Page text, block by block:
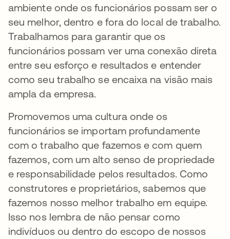
ambiente onde os funcionários possam ser o
seu melhor, dentro e fora do local de trabalho.
Trabalhamos para garantir que os
funcionários possam ver uma conexão direta
entre seu esforço e resultados e entender
como seu trabalho se encaixa na visão mais
ampla da empresa.
Promovemos uma cultura onde os
funcionários se importam profundamente
com o trabalho que fazemos e com quem
fazemos, com um alto senso de propriedade
e responsabilidade pelos resultados. Como
construtores e proprietários, sabemos que
fazemos nosso melhor trabalho em equipe.
Isso nos lembra de não pensar como
indivíduos ou dentro do escopo de nossos